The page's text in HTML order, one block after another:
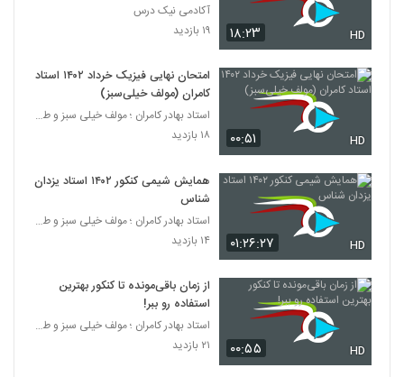
۱۸:۲۳ HD
آکادمی نیک درس
۱۹ بازدید
۰۰:۵۱ HD
امتحان نهایی فیزیک خرداد ۱۴۰۲ استاد
کامران (مولف خیلی‌سبز)
استاد بهادر کامران ؛ مولف خیلی سبز و طراح قلم چی
۱۸ بازدید
۰۱:۲۶:۲۷ HD
همایش شیمی کنکور ۱۴۰۲ استاد یزدان
شناس
استاد بهادر کامران ؛ مولف خیلی سبز و طراح قلم چی
۱۴ بازدید
۰۰:۵۵ HD
از زمان باقی‌مونده تا کنکور بهترین
استفاده رو ببر!
استاد بهادر کامران ؛ مولف خیلی سبز و طراح قلم چی
۲۱ بازدید